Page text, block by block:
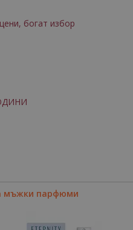
богат избор
мъжки парфюми